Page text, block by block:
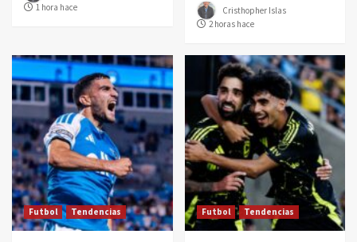
1 hora hace
Cristhopher Islas
2 horas hace
Futbol Tendencias Futbol Tendencias